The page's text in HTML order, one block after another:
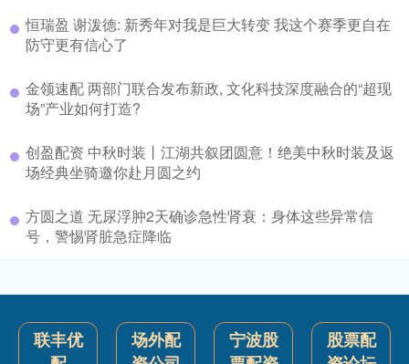
恒瑞盈 谢泼德: 新秀年对我是巨大转变 我这个赛季更自在
防守更有信心了
金领速配 两部门联合发布新政, 文化科技深度融合的“超现
场”产业如何打造?
创盈配资 中秋时装丨江湖共叙团圆意！绝美中秋时装及返
场经典坐骑邀你赴月圆之约
方圆之道 无尿浮肿2天确诊急性肾衰：身体这些异常信
号，警惕肾脏急症降临
联丰优
场外配
宁波股
股票配